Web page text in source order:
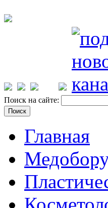
Поиск на сайте:
Главная